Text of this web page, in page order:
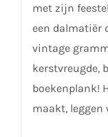
met zijn
een dalmatiër
vintage
kerstvreugde,
boekenplank!
maakt, leggen